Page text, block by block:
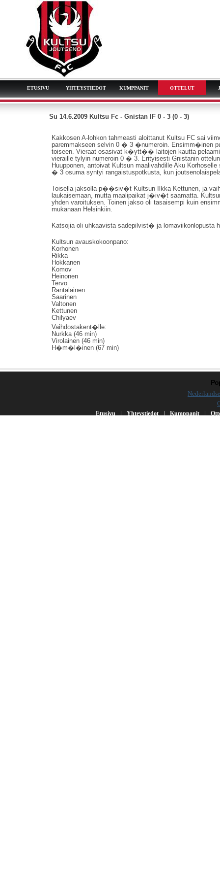
ETUSIVU YHTEYSTIEDOT KUMPPANIT OTTELUT
Su 14.6.2009 Kultsu Fc - Gnistan IF 0 - 3 (0 - 3)
Kakkosen A-lohkon tahmeasti aloittanut Kultsu FC sai
paremmakseen selvin 0 � 3 �numeroin. Ensimm�inen
toiseen. Vieraat osasivat k�ytt�� laitojen kautta
vieraille tylyin numeroin 0 � 3. Erityisesti Gnistanin
Huupponen, antoivat Kultsun maalivahdille Aku
� 3 osuma syntyi rangaistuspotkusta, kun
Toisella jaksolla p��siv�t Kultsun Ilkka Kettunen, ja
laukaisemaan, mutta maalipaikat j�iv�t saamatta.
yhden varoituksen. Toinen jakso oli tasaisempi kuin
mukanaan Helsinkiin.
Katsojia oli uhkaavista sadepilvist� ja lomaviikonlopusta
Kultsun avauskokoonpano:
Korhonen
Rikka
Hokkanen
Komov
Heinonen
Tervo
Rantalainen
Saarinen
Valtonen
Kettunen
Chilyaev
Vaihdostakent�lle:
Nurkka (46 min)
Virolainen (46 min)
H�m�l�inen (67 min)
Etusivu | Yhteystiedot | Kumppanit |